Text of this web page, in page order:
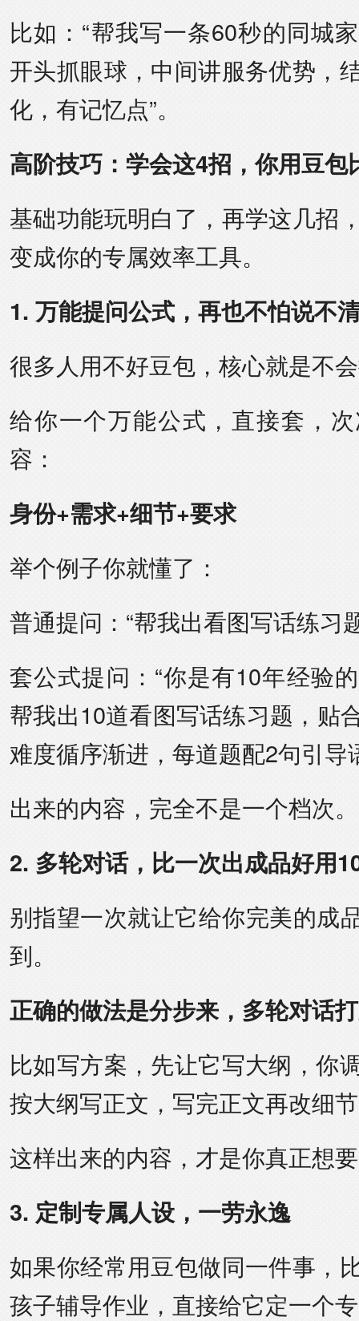
比如：“帮我写一条60秒的同城
开头抓眼球，中间讲服务优势，
化，有记忆点”。
高阶技巧：学会这4招，你用豆包
基础功能玩明白了，再学这几招
变成你的专属效率工具。
1. 万能提问公式，再也不怕说不
很多人用不好豆包，核心就是不
给你一个万能公式，直接套，
容：
身份+需求+细节+要求
举个例子你就懂了：
普通提问：“帮我出看图写话练习
套公式提问：“你是有10年经验
帮我出10道看图写话练习题，贴
难度循序渐进，每道题配2句引导
出来的内容，完全不是一个档次。
2. 多轮对话，比一次出成品好用
别指望一次就让它给你完美的成
到。
正确的做法是分步来，多轮对话
比如写方案，先让它写大纲，你
按大纲写正文，写完正文再改细
这样出来的内容，才是你真正想
3. 定制专属人设，一劳永逸
如果你经常用豆包做同一件事，
孩子辅导作业，直接给它定一个